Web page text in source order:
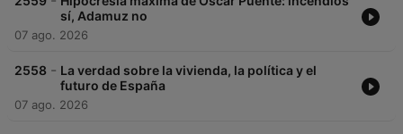
sí, Adamuz no
07 ago. 2026
2558 - La verdad sobre la vivienda, la política y el
futuro de España
07 ago. 2026